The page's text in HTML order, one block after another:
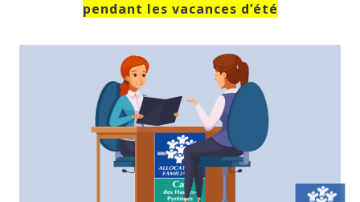
pendant les vacances d’été